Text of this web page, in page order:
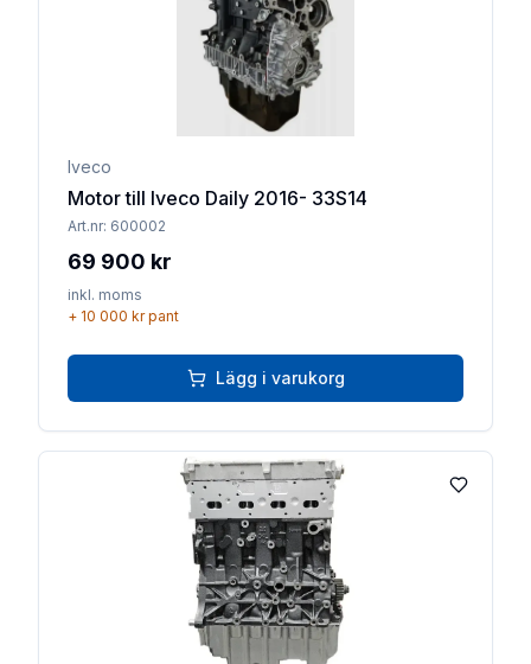
Iveco
Motor till Iveco Daily 2016- 33S14
Art.nr: 600002
69 900 kr
inkl. moms
+ 10 000 krpant
Lägg i varukorg
Lägg till